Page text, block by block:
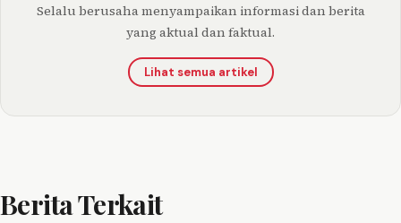
Selalu berusaha menyampaikan informasi dan berita
yang aktual dan faktual.
Lihat semua artikel
Berita Terkait